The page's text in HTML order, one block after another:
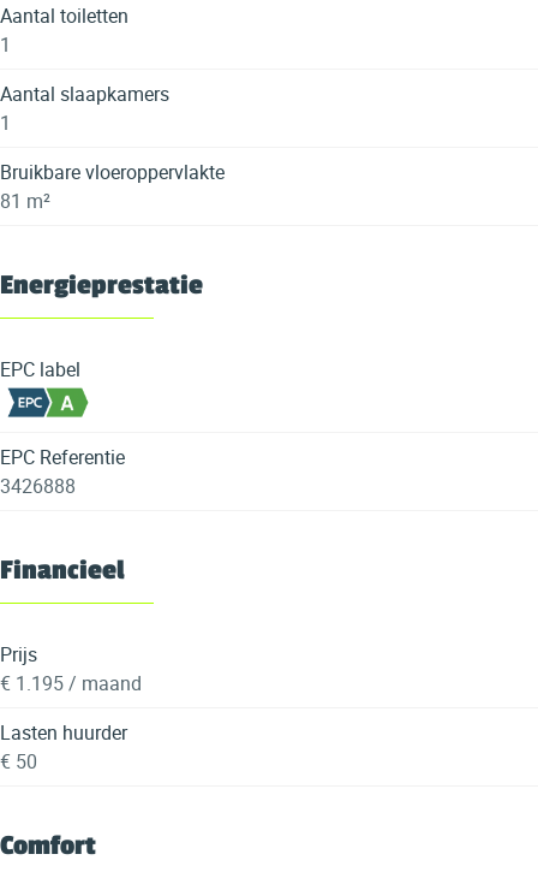
Aantal toiletten
1
Aantal slaapkamers
1
Bruikbare vloeroppervlakte
81 m²
Energieprestatie
EPC label
EPC Referentie
3426888
Financieel
Prijs
€ 1.195 / maand
Lasten huurder
€ 50
Comfort